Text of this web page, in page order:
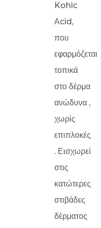
Kohic
Αcid,
που
εφαρμόζεται
τοπικά
στο δέρμα
ανώδυνα ,
χωρίς
επιπλοκές
. Εισχωρεί
στις
κατώτερες
στιβάδες
δέρματος